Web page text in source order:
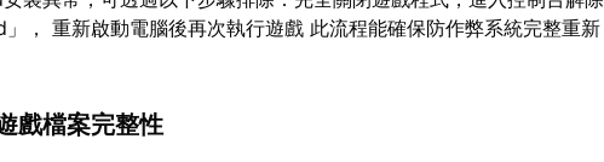
， 重新啟動電腦後再次執行遊戲 此流程能確保防作弊系統完整重新
戲檔案完整性